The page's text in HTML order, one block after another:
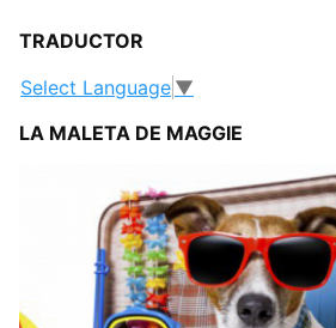
TRADUCTOR
Select Language ▼
LA MALETA DE MAGGIE